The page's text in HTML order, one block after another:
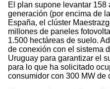
El plan supone levantar
generación (por encima de
España, el clúster
millones de paneles
1.500 hectáreas de suelo.
de conexión con el sistema
Uruguay para garantizar el
para lo que ha solicitado
consumidor con 300 MW de